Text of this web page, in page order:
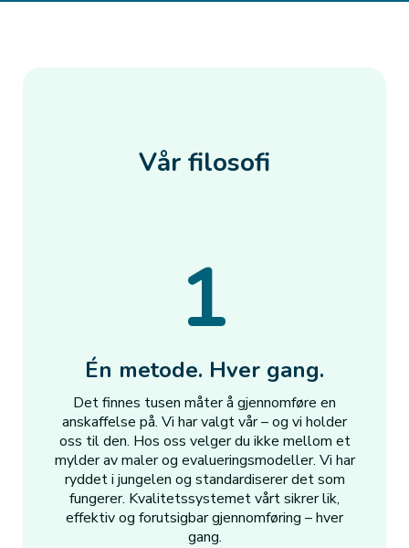
Vår filosofi
1
Én metode. Hver gang.
Det finnes tusen måter å gjennomføre en
anskaffelse på. Vi har valgt vår – og vi holder
oss til den. Hos oss velger du ikke mellom et
mylder av maler og evalueringsmodeller. Vi har
ryddet i jungelen og standardiserer det som
fungerer. Kvalitetssystemet vårt sikrer lik,
effektiv og forutsigbar gjennomføring – hver
gang.